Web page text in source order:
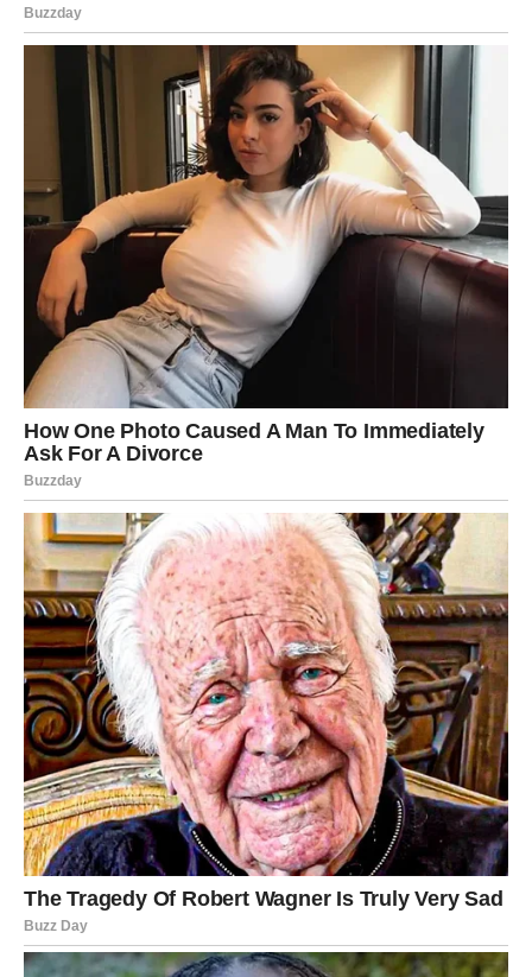
većih zastoja.
Postoji mogućnost da vam član porodice pomogne
savetom ili vas preporuči za posao koji može promeniti
tok vaše karijere.
Nemojte pozajmljivati veće sume novca tokom ovog
perioda, čak ni ljudima kojima potpuno verujete.
Kraj sedmice donosi prijatno iznenađenje kroz manji
finansijski dobitak ili neočekivanu uplatu.
Lav
Lavovima se otvaraju vrata novih poslovnih mogućnosti.
Osećaćete da dolazi vreme kada više ne želite da radite
ispod svojih mogućnosti.
Ako planirate razgovor o povećanju plate ili promeni
radnog mesta, sedmica je veoma povoljna.
Neko će prepoznati vaš trud i konačno ga nagraditi.
Mogući su dodatni prihodi kroz honorarne poslove,
privatne angažmane ili saradnju sa osobom koju
poznajete već dugo.
Budite oprezni sa velikim ulaganjima. Nije svaki posao
koji deluje sjajno zaista toliko isplativ.
Jedna ponuda koja će vam prvo delovati neozbiljno mogla